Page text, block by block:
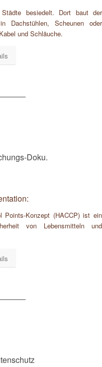
besiedelt. Dort baut der
Dachstühlen, Scheunen oder
und Schläuche.
Doku.
Points-Konzept (HACCP) ist ein
von Lebensmitteln und